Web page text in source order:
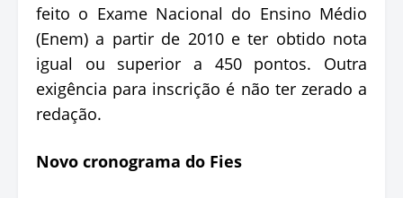
feito o Exame Nacional do Ensino Médio
(Enem) a partir de 2010 e ter obtido nota
igual ou superior a 450 pontos. Outra
exigência para inscrição é não ter zerado a
redação.
Novo cronograma do Fies